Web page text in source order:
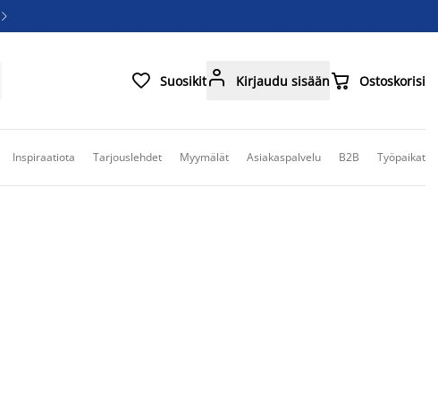

 Suosikit Kirjaudu sisään Ostoskorisi
Inspiraatiota Tarjouslehdet Myymälät Asiakaspalvelu B2B Työpaikat